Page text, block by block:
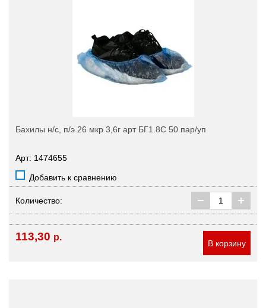
Бахилы н/с, п/э 26 мкр 3,6г арт БГ1.8С 50 пар/уп
Арт: 1474655
Добавить к сравнению
Количество:
113,30 р.
В корзину